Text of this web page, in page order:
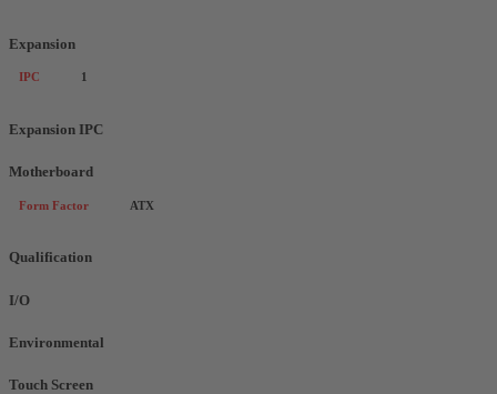
Expansion
IPC 1
Expansion IPC
Motherboard
Form Factor ATX
Qualification
I/O
Environmental
Touch Screen